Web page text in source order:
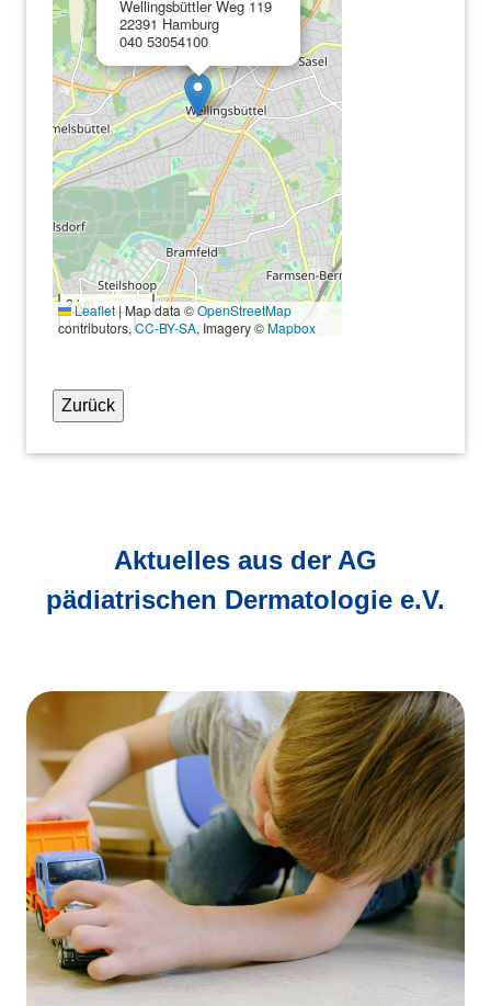
Wellingsbüttler Weg 119
22391 Hamburg
040 53054100
2 km
1 mi
Leaflet|Map data ©OpenStreetMap
contributors, CC-BY-SA, Imagery ©Mapbox
Zurück
Aktuelles aus der AG
pädiatrischen Dermatologie e.V.